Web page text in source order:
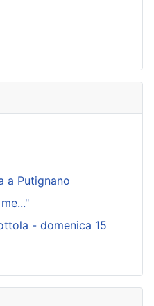
a Putignano
- domenica 15